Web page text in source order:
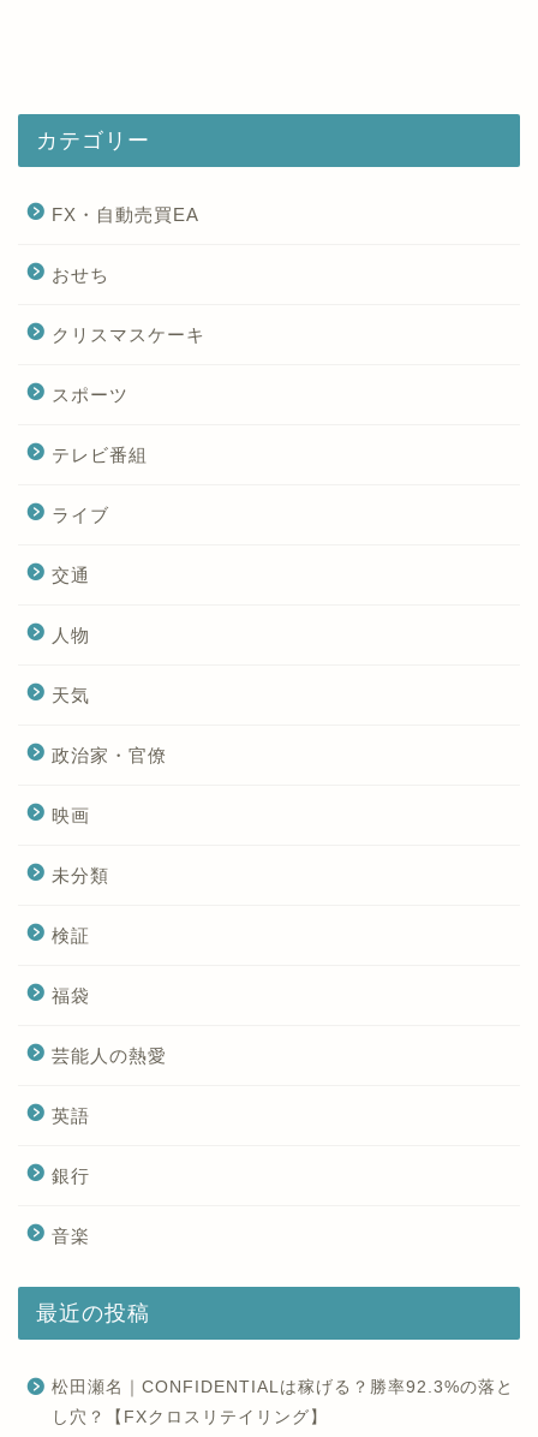
カテゴリー
FX・自動売買EA
おせち
クリスマスケーキ
スポーツ
テレビ番組
ライブ
交通
人物
天気
政治家・官僚
映画
未分類
検証
福袋
芸能人の熱愛
英語
銀行
音楽
最近の投稿
松田瀬名｜CONFIDENTIALは稼げる？勝率92.3%の落と
し穴？【FXクロスリテイリング】